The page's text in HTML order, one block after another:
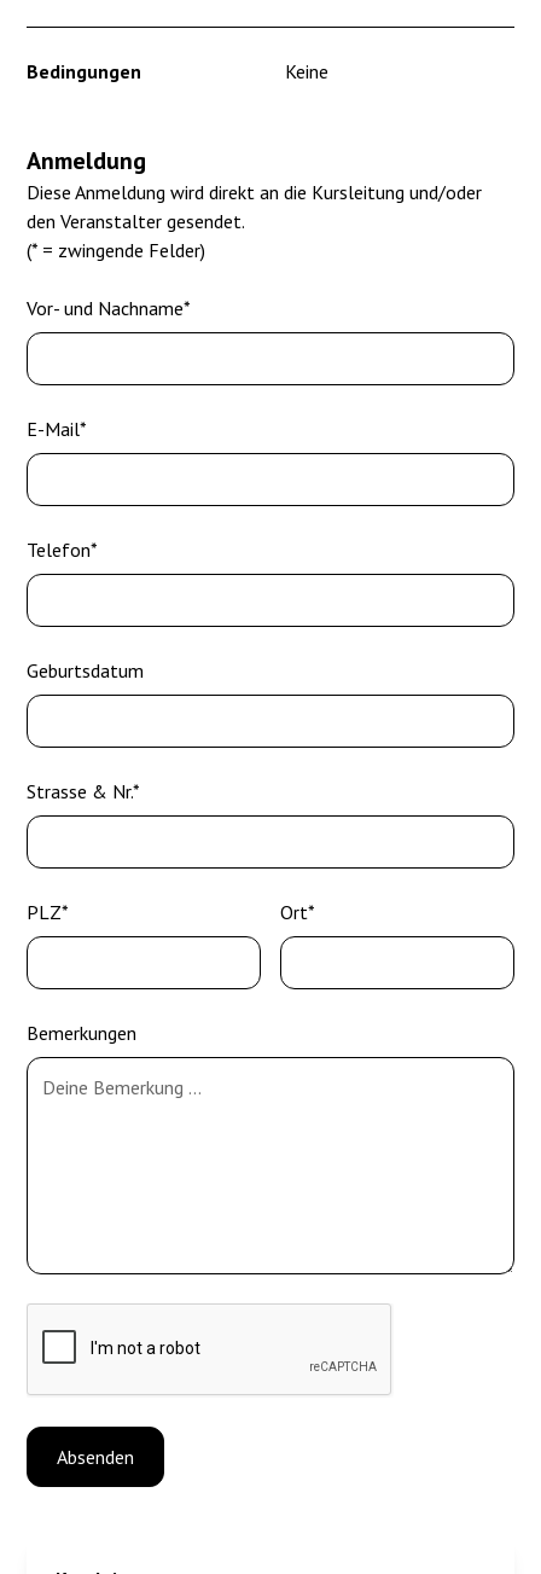
Bedingungen Keine
Anmeldung
Diese Anmeldung wird direkt an die Kursleitung und/oder
den Veranstalter gesendet.
(* = zwingende Felder)
Vor- und Nachname*
E-Mail*
Telefon*
Geburtsdatum
Strasse & Nr.*
PLZ* Ort*
Bemerkungen